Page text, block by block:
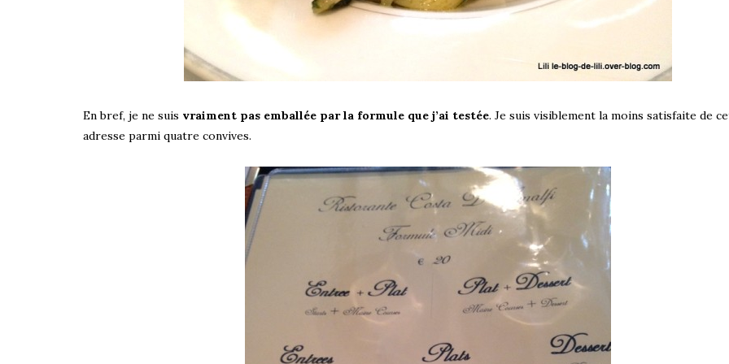
En bref, je ne suis vraiment pas emballée par la formule que j’ai testée. Je suis visiblement la moins satisfaite de
adresse parmi quatre convives.